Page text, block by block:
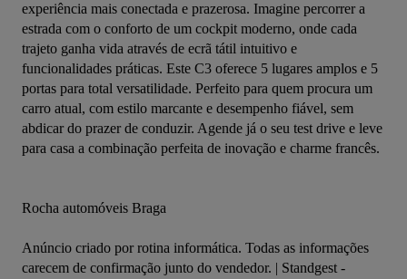
experiência mais conectada e prazerosa. Imagine percorrer a
estrada com o conforto de um cockpit moderno, onde cada
trajeto ganha vida através de ecrã tátil intuitivo e
funcionalidades práticas. Este C3 oferece 5 lugares amplos e 5
portas para total versatilidade. Perfeito para quem procura um
carro atual, com estilo marcante e desempenho fiável, sem
abdicar do prazer de conduzir. Agende já o seu test drive e leve
para casa a combinação perfeita de inovação e charme francês.
Rocha automóveis Braga
Anúncio criado por rotina informática. Todas as informações
carecem de confirmação junto do vendedor. | Standgest -